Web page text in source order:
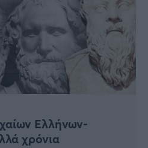
Ελλήνων-
χρόνια